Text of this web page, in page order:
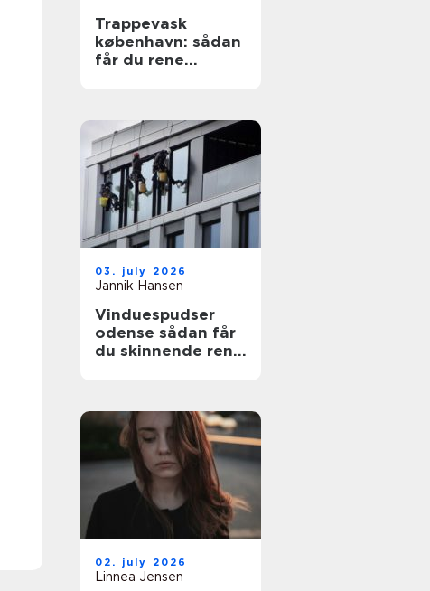
Trappevask
københavn: sådan
får du rene
03. july 2026
Jannik Hansen
Vinduespudser
odense sådan får
du skinnende rene
02. july 2026
Linnea Jensen